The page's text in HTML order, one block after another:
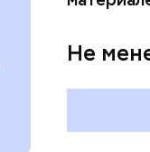
и
праздники
Не